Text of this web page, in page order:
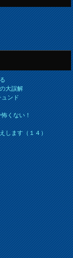
大誤解
ュンド
くない！
します（１４）